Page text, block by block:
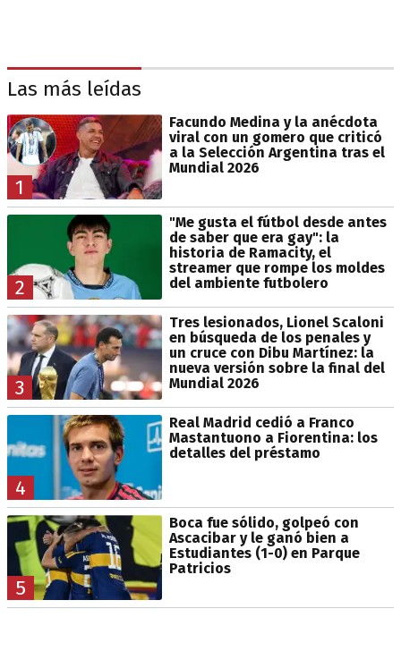
Las más leídas
1
Facundo Medina y la anécdota
viral con un gomero que criticó
a la Selección Argentina tras el
Mundial 2026
2
"Me gusta el fútbol desde antes
de saber que era gay": la
historia de Ramacity, el
streamer que rompe los moldes
del ambiente futbolero
3
Tres lesionados, Lionel Scaloni
en búsqueda de los penales y
un cruce con Dibu Martínez: la
nueva versión sobre la final del
Mundial 2026
4
Real Madrid cedió a Franco
Mastantuono a Fiorentina: los
detalles del préstamo
5
Boca fue sólido, golpeó con
Ascacibar y le ganó bien a
Estudiantes (1-0) en Parque
Patricios